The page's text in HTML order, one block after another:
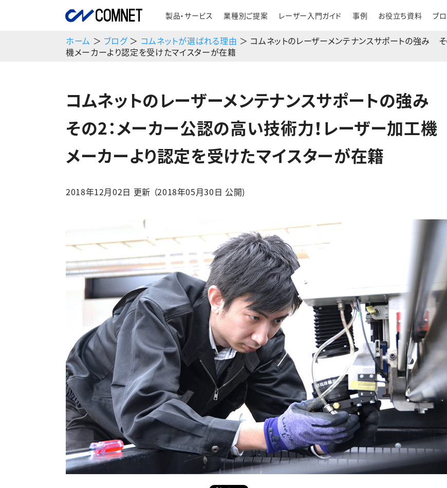
製品・サービス 業種別ご提案 レーザー入門ガイド 事例 お役立ち資料 ブ
ホーム ＞ ブログ＞ コムネットが選ばれる理由 ＞ コムネットのレーザーメンテナンスサポートの強み
機メーカーより認定を受けたマイスターが在籍
コムネットのレーザーメンテナンスサポートの強み
その2：メーカー公認の高い技術力！レーザー加工機
メーカーより認定を受けたマイスターが在籍
2018年12月02日 更新 （2018年05月30日 公開)